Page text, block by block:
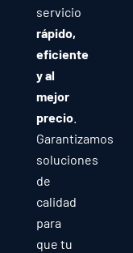
servicio
rápido,
eficiente
y al
mejor
precio.
Garantizamos
soluciones
de
calidad
para
que tu